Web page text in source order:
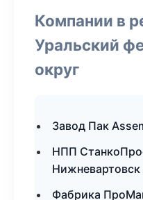
Компании в
Уральский
округ
Завод Пак
НПП
Нижневартовск
Фабрика